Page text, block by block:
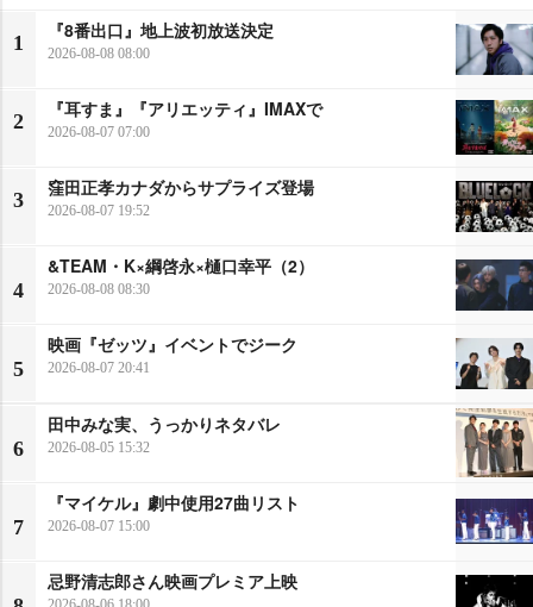
1
『8番出口』地上波初放送決定
2026-08-08 08:00
2
『耳すま』『アリエッティ』IMAXで
2026-08-07 07:00
3
窪田正孝カナダからサプライズ登場
2026-08-07 19:52
4
&TEAM・K×綱啓永×樋口幸平（2）
2026-08-08 08:30
5
映画『ゼッツ』イベントでジーク
2026-08-07 20:41
6
田中みな実、うっかりネタバレ
2026-08-05 15:32
7
『マイケル』劇中使用27曲リスト
2026-08-07 15:00
忌野清志郎さん映画プレミア上映